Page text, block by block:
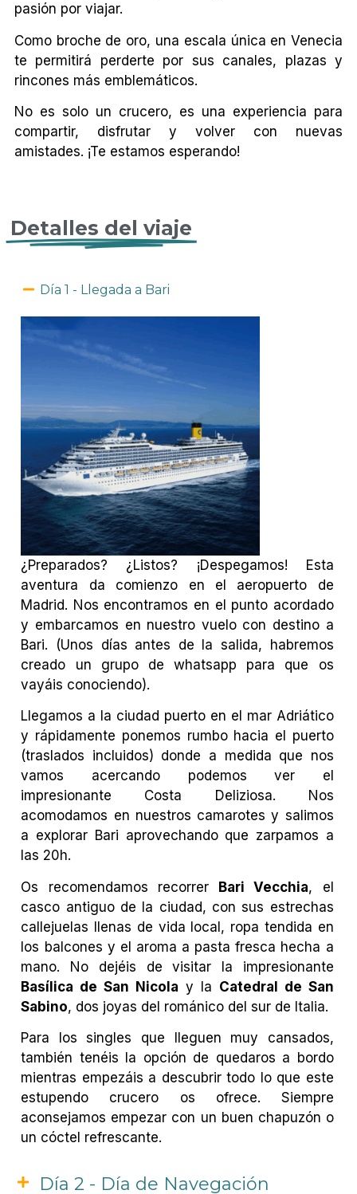
pasión por viajar.
Como broche de oro, una escala única en Venecia
te permitirá perderte por sus canales, plazas y
rincones más emblemáticos.
No es solo un crucero, es una experiencia para
compartir, disfrutar y volver con nuevas
amistades. ¡Te estamos esperando!
Detalles del viaje
Día 1 - Llegada a Bari
¿Preparados? ¿Listos? ¡Despegamos! Esta
aventura da comienzo en el aeropuerto de
Madrid. Nos encontramos en el punto acordado
y embarcamos en nuestro vuelo con destino a
Bari. (Unos días antes de la salida, habremos
creado un grupo de whatsapp para que os
vayáis conociendo).
Llegamos a la ciudad puerto en el mar Adriático
y rápidamente ponemos rumbo hacia el puerto
(traslados incluidos) donde a medida que nos
vamos acercando podemos ver el
impresionante Costa Deliziosa. Nos
acomodamos en nuestros camarotes y salimos
a explorar Bari aprovechando que zarpamos a
las 20h.
Os recomendamos recorrer Bari Vecchia, el
casco antiguo de la ciudad, con sus estrechas
callejuelas llenas de vida local, ropa tendida en
los balcones y el aroma a pasta fresca hecha a
mano. No dejéis de visitar la impresionante
Basílica de San Nicola y la Catedral de San
Sabino, dos joyas del románico del sur de Italia.
Para los singles que lleguen muy cansados,
también tenéis la opción de quedaros a bordo
mientras empezáis a descubrir todo lo que este
estupendo crucero os ofrece. Siempre
aconsejamos empezar con un buen chapuzón o
un cóctel refrescante.
Día 2 - Día de Navegación